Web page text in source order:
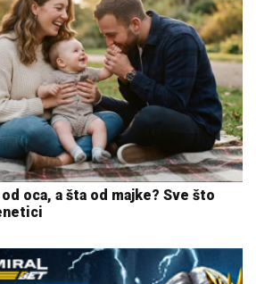
oca, a šta od majke? Sve što